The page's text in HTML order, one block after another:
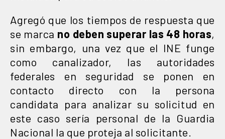
Agregó que los tiempos de respuesta que
se marca no deben superar las 48 horas,
sin embargo, una vez que el INE funge
como canalizador, las autoridades
federales en seguridad se ponen en
contacto directo con la persona
candidata para analizar su solicitud en
este caso sería personal de la Guardia
Nacional la que proteja al solicitante.